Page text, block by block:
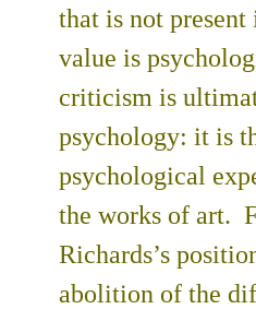
that is not
value is
criticism is
psychology: it is
psychological
the works of art.
Richards’s
abolition of the